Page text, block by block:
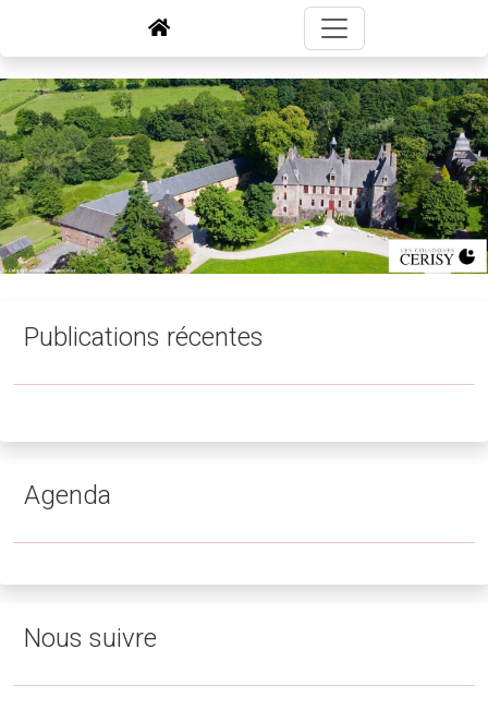
Publications récentes
Agenda
Nous suivre